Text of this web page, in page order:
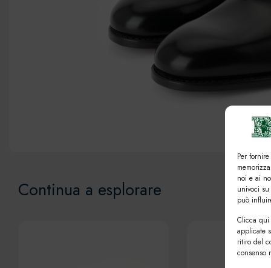
Per
noi e ai
univoci
può
Clicca qui
applicate
ritiro del
consenso
Continua a esplorare